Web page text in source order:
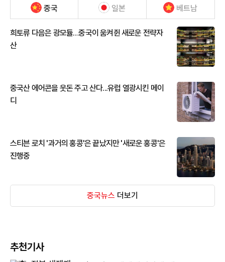
중국 일본 베트남
희토류 다음은 광모듈…중국이 움켜쥔 새로운 전략자
산
중국산 에어콘을 웃돈 주고 산다...유럽 열광시킨 메이
디
스티븐 로치 '과거의 홍콩'은 끝났지만 '새로운 홍콩'은
진행중
중국뉴스 더보기
추천기사